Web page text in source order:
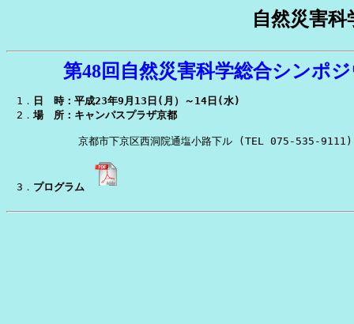
自然災害
第48回自然災害科学総合シンポジ
1． 日　時：平成23年9月13日(月）～14日(水)
2． 場　所：キャンパスプラザ京都
京都市下京区西洞院通塩小路下ル (TEL 075-535-9111)
3． プログラム